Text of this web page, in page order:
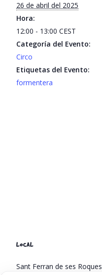
26 de abril del 2025
Hora:
12:00 - 13:00CEST
Categoría del Evento:
Circo
Etiquetas del Evento:
formentera
LOCAL
Sant Ferran de ses Roques